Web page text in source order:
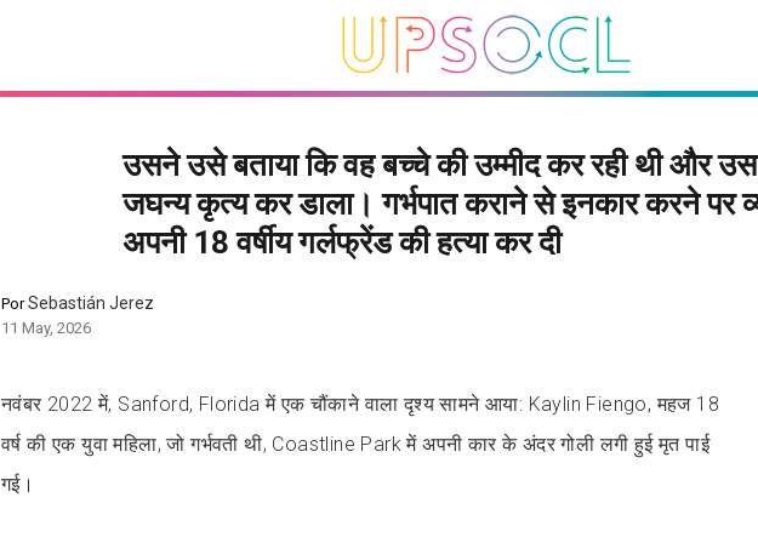
उसने उसे बताया कि वह बच्चे की उम्मीद कर रही थी और
जघन्य कृत्य कर डाला। गर्भपात कराने से इनकार करने पर
अपनी 18 वर्षीय गर्लफ्रेंड की हत्या कर दी
PorSebastián Jerez
11 May, 2026
नवंबर 2022 में, Sanford, Florida में एक चौंकाने वाला दृश्य सामने आया: Kaylin Fiengo, महज 18
वर्ष की एक युवा महिला, जो गर्भवती थी, Coastline Park में अपनी कार के अंदर गोली लगी हुई मृत पाई
गई।